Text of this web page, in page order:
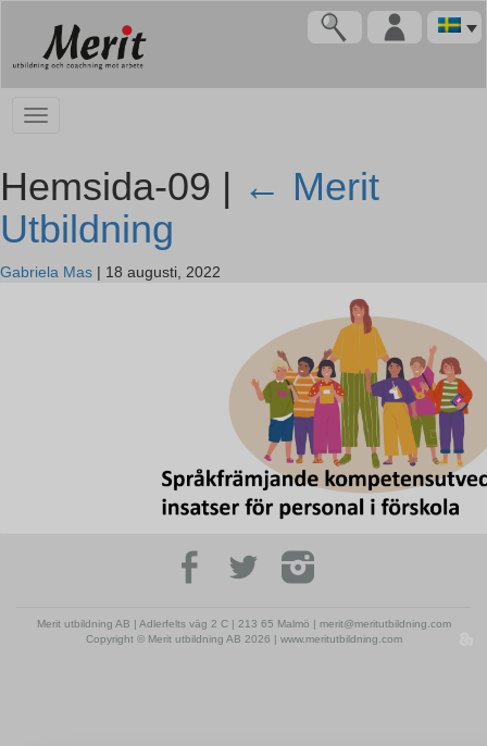
Hemsida-09 | ← Merit
Utbildning
Gabriela Mas | 18 augusti, 2022
Merit utbildning AB | Adlerfelts väg 2 C | 213 65 Malmö | merit@meritutbildning.com
Copyright © Merit utbildning AB 2026 | www.meritutbildning.com